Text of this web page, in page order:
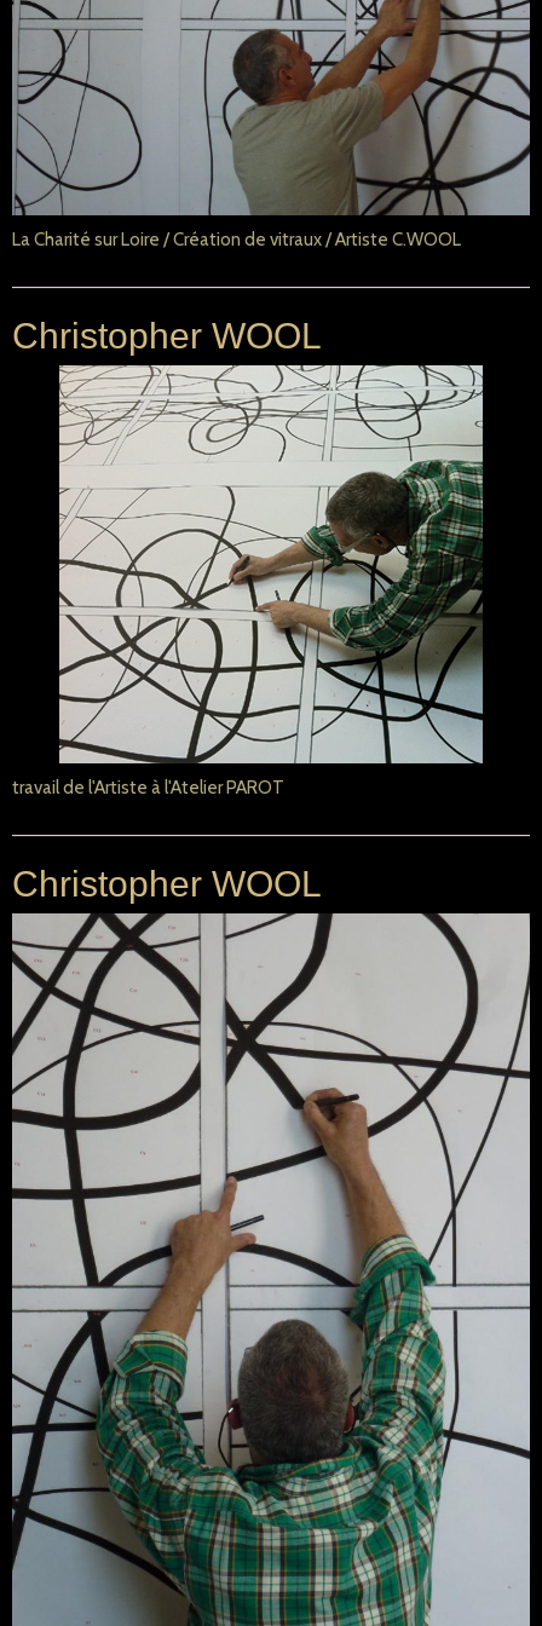
La Charité sur Loire / Création de vitraux / Artiste C.WOOL
Christopher WOOL
travail de l'Artiste à l'Atelier PAROT
Christopher WOOL